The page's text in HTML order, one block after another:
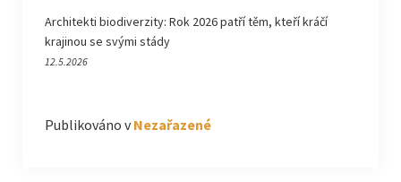
Architekti biodiverzity: Rok 2026 patří těm, kteří kráčí
krajinou se svými stády
12.5.2026
Publikováno v Nezařazené